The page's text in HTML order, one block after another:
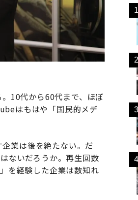
10代から60代まで、ほぼ
はもはや「国民的メデ
業は後を絶たない。だ
ないだろうか。再生回数
を経験した企業は数知れ